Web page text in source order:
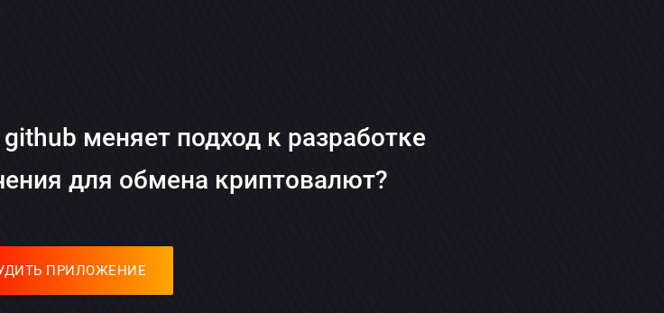
меняет подход к разработке
для обмена криптовалют?
ПРИЛОЖЕНИЕ